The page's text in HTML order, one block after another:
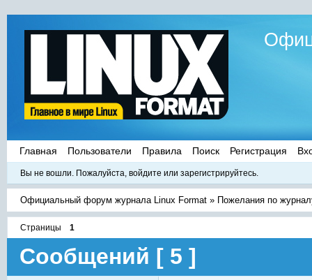
Главная Пользователи Правила Поиск Регистрация
Вы не вошли. Пожалуйста, войдите или зарегистрируйтесь.
Официальный форум журнала Linux Format » Пожелания по
Страницы 1
Сообщений [ 5 ]